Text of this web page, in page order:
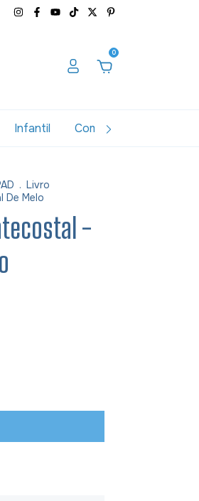
0
Infantil Combos
. Livro
De Melo
-